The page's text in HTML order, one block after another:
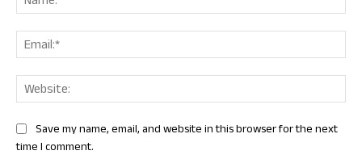
Save my name, email, and website in this browser for the next
time I comment.